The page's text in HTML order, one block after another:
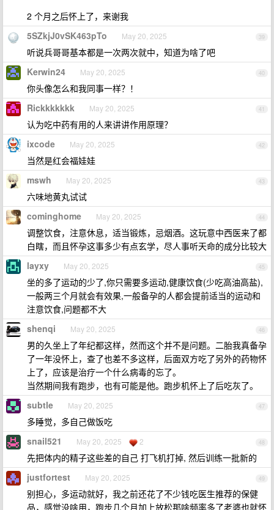
2 个月之后怀上了，来谢我
39
5SZkjJ0vSK463pTo May 20, 2025
听说兵哥哥基本都是一次两次就中，知道为啥了吧
40
Kerwin24 May 20, 2025
你头像怎么和我同事一样？！
41
Rickkkkkkk May 20, 2025
认为吃中药有用的人来讲讲作用原理？
42
ixcode May 20, 2025
当然是红会福娃娃
43
mswh May 20, 2025
六味地黄丸试试
44
cominghome May 20, 2025
调整饮食，注意休息，适当锻炼，忌烟酒。这玩意中西医来了都
白瞎，而且怀孕这事多少有点玄学，尽人事听天命的成分比较大
45
layxy May 20, 2025
坐的多了运动的少了,你只需要多运动,健康饮食(少吃高油高盐),
一般两三个月就会有效果,一般备孕的人都会提前适当的运动和
注意饮食,问题都不大
46
shenqi May 20, 2025
男的久坐上了年纪都这样，然而这个并不是问题。二胎我真备孕
了一年没怀上，查了也差不多这样，后面双方吃了另外的药物怀
上了，应该是治疗一个什么病毒的忘了。
当然期间我有跑步，也有可能是他。跑步机怀上了后吃灰了。
47
subtle May 20, 2025
多睡觉，多自己做饭吃
48
snail521 May 20, 2025 2
先把体内的精子这些差的自己 打飞机打掉, 然后训练一批新的
49
justfortest May 20, 2025
别担心，多运动就好，我之前还花了不少钱吃医生推荐的保健
品，感觉没啥用，跑步几个月加上放松那啥频率多了老婆也就怀